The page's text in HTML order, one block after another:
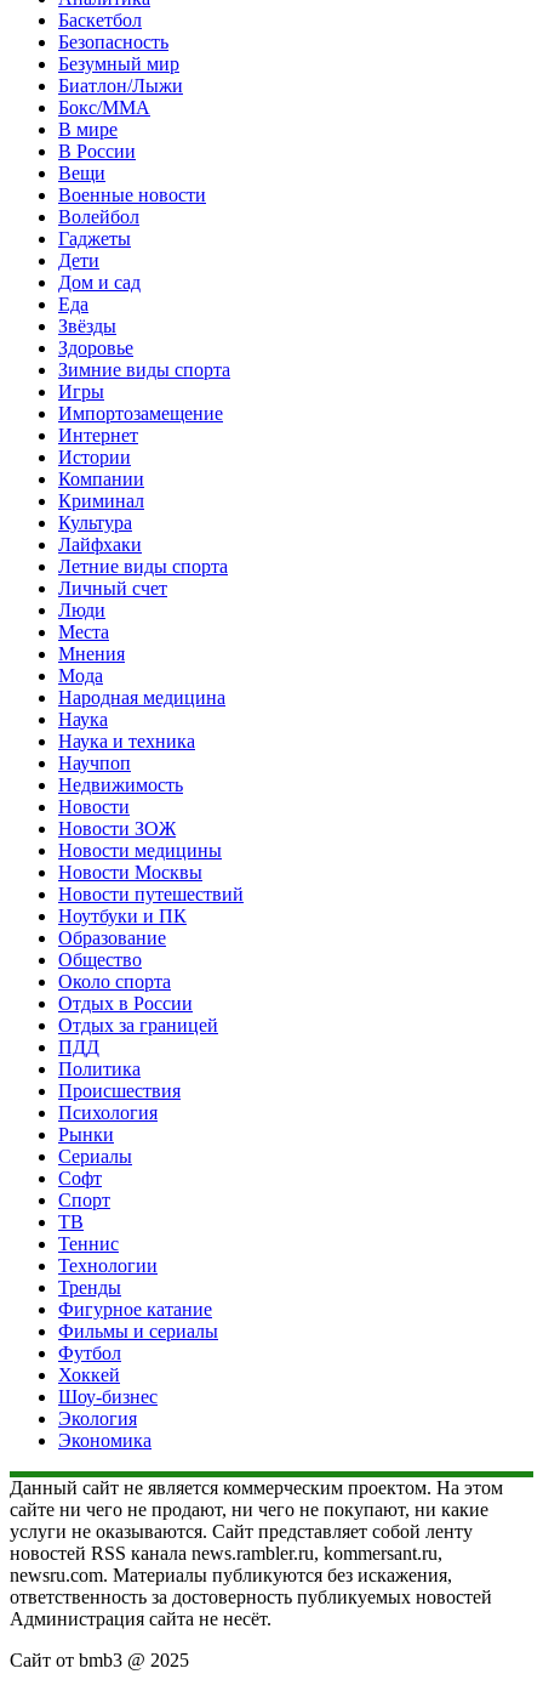
Баскетбол
Безопасность
Безумный мир
Биатлон/Лыжи
Бокс/MMA
В мире
В России
Вещи
Военные новости
Волейбол
Гаджеты
Дети
Дом и сад
Еда
Звёзды
Здоровье
Зимние виды спорта
Игры
Импортозамещение
Интернет
Истории
Компании
Криминал
Культура
Лайфхаки
Летние виды спорта
Личный счет
Люди
Места
Мнения
Мода
Народная медицина
Наука
Наука и техника
Научпоп
Недвижимость
Новости
Новости ЗОЖ
Новости медицины
Новости Москвы
Новости путешествий
Ноутбуки и ПК
Образование
Общество
Около спорта
Отдых в России
Отдых за границей
ПДД
Политика
Происшествия
Психология
Рынки
Сериалы
Софт
Спорт
ТВ
Теннис
Технологии
Тренды
Фигурное катание
Фильмы и сериалы
Футбол
Хоккей
Шоу-бизнес
Экология
Экономика
Данный сайт не является коммерческим проектом. На этом
сайте ни чего не продают, ни чего не покупают, ни какие
услуги не оказываются. Сайт представляет собой ленту
новостей RSS канала news.rambler.ru, kommersant.ru,
newsru.com. Материалы публикуются без искажения,
ответственность за достоверность публикуемых новостей
Администрация сайта не несёт.
Сайт от bmb3 @ 2025